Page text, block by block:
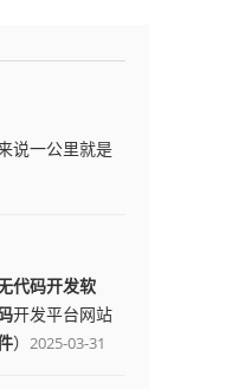
说一公里就是
代码开发软
开发平台网站
） 2025-03-31